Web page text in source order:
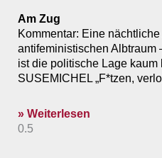
Am Zug
Kommentar: Eine
antifeministischen Albtraum
ist die politische Lage kaum
SUSEMICHEL „F*tzen,
» Weiterlesen